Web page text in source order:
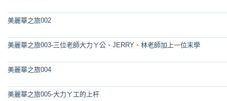
美麗華之旅002
美麗華之旅003-三位老師大力ㄚ公、JERRY、林老師加上一位末學
美麗華之旅004
美麗華之旅005-大力ㄚ工的上杆